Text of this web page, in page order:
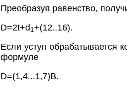
Преобразуя равенство,
D=2t+d 1+(12..16).
Если уступ обрабатывается
формуле
D=(1,4...1,7)В.